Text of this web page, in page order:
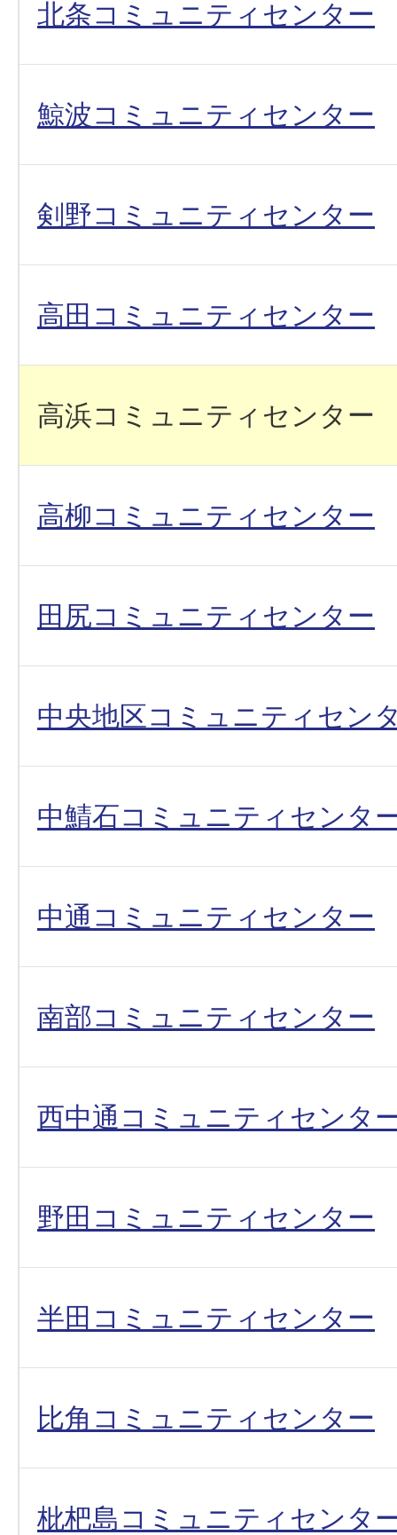
北条コミュニティセンター
鯨波コミュニティセンター
剣野コミュニティセンター
高田コミュニティセンター
高浜コミュニティセンター
高柳コミュニティセンター
田尻コミュニティセンター
中央地区コミュニティセン
中鯖石コミュニティセンタ
中通コミュニティセンター
南部コミュニティセンター
西中通コミュニティセンタ
野田コミュニティセンター
半田コミュニティセンター
比角コミュニティセンター
枇杷島コミュニティセンタ